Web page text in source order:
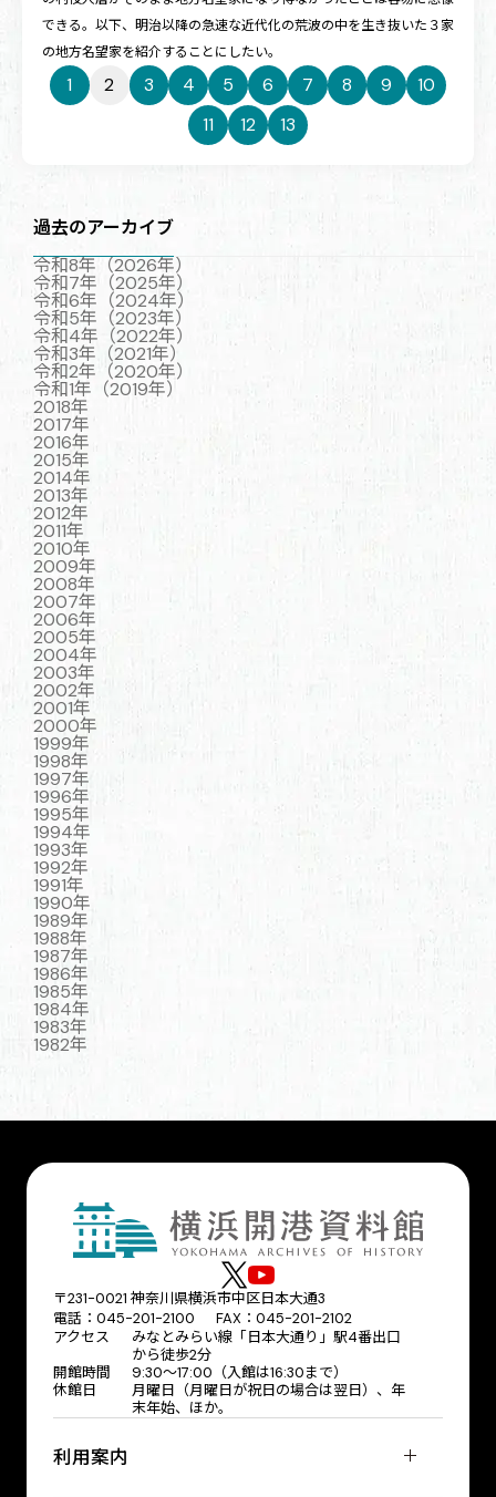
できる。以下、明治以降の急速な近代化の荒波の中を生き抜いた３家
の地方名望家を紹介することにしたい。
1 2 3 4 5 6 7 8 9
10
11
12 13
過去のアーカイブ
令和8年（2026年）
令和7年（2025年）
令和6年（2024年）
令和5年（2023年）
令和4年（2022年）
令和3年（2021年）
令和2年（2020年）
令和1年（2019年）
2018年
2017年
2016年
2015年
2014年
2013年
2012年
2011年
2010年
2009年
2008年
2007年
2006年
2005年
2004年
2003年
2002年
2001年
2000年
1999年
1998年
1997年
1996年
1995年
1994年
1993年
1992年
1991年
1990年
1989年
1988年
1987年
1986年
1985年
1984年
1983年
1982年
〒231-0021 神奈川県横浜市中区日本大通3
電話：045-201-2100 FAX：045-201-2102
アクセス
みなとみらい線「日本大通り」駅4番出口
から徒歩2分
開館時間
9:30〜17:00（入館は16:30まで）
休館日
月曜日（月曜日が祝日の場合は翌日）、年
末年始、ほか。
利用案内